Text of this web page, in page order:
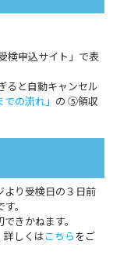
検申込サイト」で表
ると自動キャンセル
での流れ」 の ⑤領収
より受検日の３日前
。
きかねます。
詳しくはこちら をご